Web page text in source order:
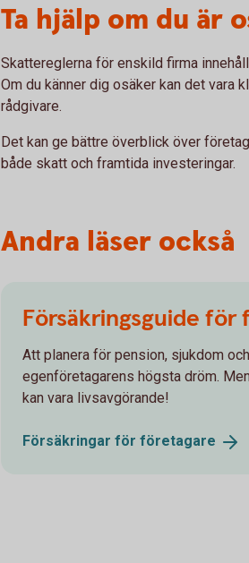
Ta hjälp om du är
Skattereglerna för enskild firma
Om du känner dig osäker kan det vara
rådgivare.
Det kan ge bättre överblick över
både skatt och framtida investeringar.
Andra läser också
Försäkringsguide för
Att planera för pension, sjukdom
egenföretagarens högsta dröm.
kan vara livsavgörande!
Försäkringar för företagare